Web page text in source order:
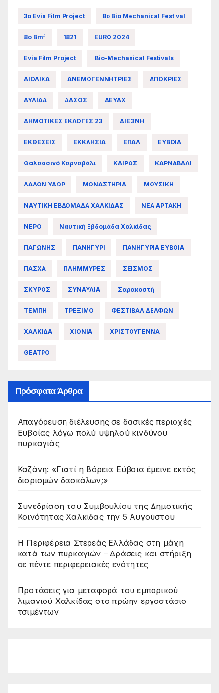
3ο Evia Film Project 8ο Bio Mechanical Festival
8ο Bmf 1821 EURO 2024
Evia Film Project Bio-Mechanical Festivals
ΑΙΟΛΙΚΑ ΑΝΕΜΟΓΕΝΝΗΤΡΙΕΣ ΑΠΟΚΡΙΕΣ
ΑΥΛΙΔΑ ΔΑΣΟΣ ΔΕΥΑΧ
ΔΗΜΟΤΙΚΕΣ ΕΚΛΟΓΕΣ 23 ΔΙΕΘΝΗ
ΕΚΘΕΣΕΙΣ ΕΚΚΛΗΣΙΑ ΕΠΑΛ ΕΥΒΟΙΑ
Θαλασσινό Καρναβάλι ΚΑΙΡΟΣ ΚΑΡΝΑΒΑΛΙ
ΛΑΛΟΝ ΥΔΩΡ ΜΟΝΑΣΤΗΡΙΑ ΜΟΥΣΙΚΗ
ΝΑΥΤΙΚΗ ΕΒΔΟΜΑΔΑ ΧΑΛΚΙΔΑΣ ΝΕΑ ΑΡΤΑΚΗ
ΝΕΡΟ Ναυτική Εβδομάδα Χαλκίδας
ΠΑΓΩΝΗΣ ΠΑΝΗΓΥΡΙ ΠΑΝΗΓΥΡΙΑ ΕΥΒΟΙΑ
ΠΑΣΧΑ ΠΛΗΜΜΥΡΕΣ ΣΕΙΣΜΟΣ
ΣΚΥΡΟΣ ΣΥΝΑΥΛΙΑ Σαρακοστή
ΤΕΜΠΗ ΤΡΕΞΙΜΟ ΦΕΣΤΙΒΑΛ ΔΕΛΦΩΝ
ΧΑΛΚΙΔΑ ΧΙΟΝΙΑ ΧΡΙΣΤΟΥΓΕΝΝΑ
ΘΕΑΤΡΟ
Πρόσφατα Άρθρα
Απαγόρευση διέλευσης σε δασικές περιοχές
Ευβοίας λόγω πολύ υψηλού κινδύνου
πυρκαγιάς
Καζάνη: «Γιατί η Βόρεια Εύβοια έμεινε εκτός
διορισμών δασκάλων;»
Συνεδρίαση του Συμβουλίου της Δημοτικής
Κοινότητας Χαλκίδας την 5 Αυγούστου
Η Περιφέρεια Στερεάς Ελλάδας στη μάχη
κατά των πυρκαγιών – Δράσεις και στήριξη
σε πέντε περιφερειακές ενότητες
Προτάσεις για μεταφορά του εμπορικού
λιμανιού Χαλκίδας στο πρώην εργοστάσιο
τσιμέντων